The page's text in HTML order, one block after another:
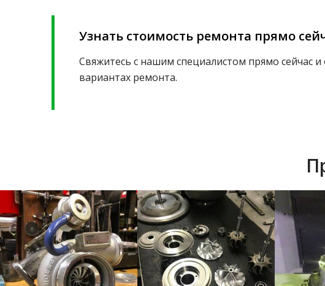
Узнать стоимость ремонта прямо
Свяжитесь с нашим специалистом прямо сейчас
вариантах ремонта.